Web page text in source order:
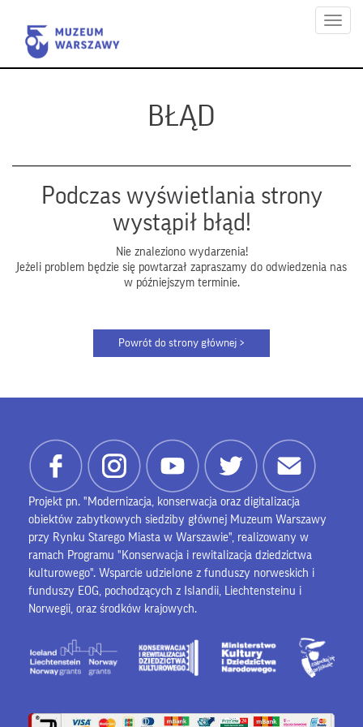
Menu
BŁĄD
Podczas wyświetlania strony
wystąpił błąd!
Nie znaleziono wydarzenia!
Jeżeli problem będzie się powtarzał zapraszamy do odwiedzenia nas
w późniejszym terminie.
Projekt pn. "Modernizacja, konserwacja oraz digitalizacja
obiektów zabytkowych siedziby głównej Muzeum Warszawy
przy Rynku Starego Miasta w Warszawie", realizowany w
ramach Programu "Konserwacja i rewitalizacja dziedzictwa
kulturowego". Wsparcie udzielone z funduszy norweskich i
funduszy EOG, pochodzących z Islandii, Liechtensteinu i
Norwegii, oraz środków krajowych.